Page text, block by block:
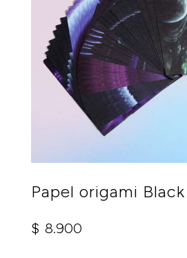
Papel origami
$ 8.900